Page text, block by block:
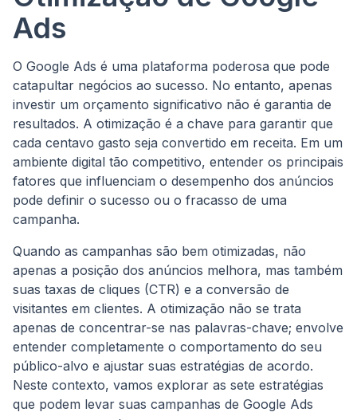
Ads
O Google Ads é uma plataforma poderosa que pode
catapultar negócios ao sucesso. No entanto, apenas
investir um orçamento significativo não é garantia de
resultados. A otimização é a chave para garantir que
cada centavo gasto seja convertido em receita. Em um
ambiente digital tão competitivo, entender os principais
fatores que influenciam o desempenho dos anúncios
pode definir o sucesso ou o fracasso de uma
campanha.
Quando as campanhas são bem otimizadas, não
apenas a posição dos anúncios melhora, mas também
suas taxas de cliques (CTR) e a conversão de
visitantes em clientes. A otimização não se trata
apenas de concentrar-se nas palavras-chave; envolve
entender completamente o comportamento do seu
público-alvo e ajustar suas estratégias de acordo.
Neste contexto, vamos explorar as sete estratégias
que podem levar suas campanhas de Google Ads